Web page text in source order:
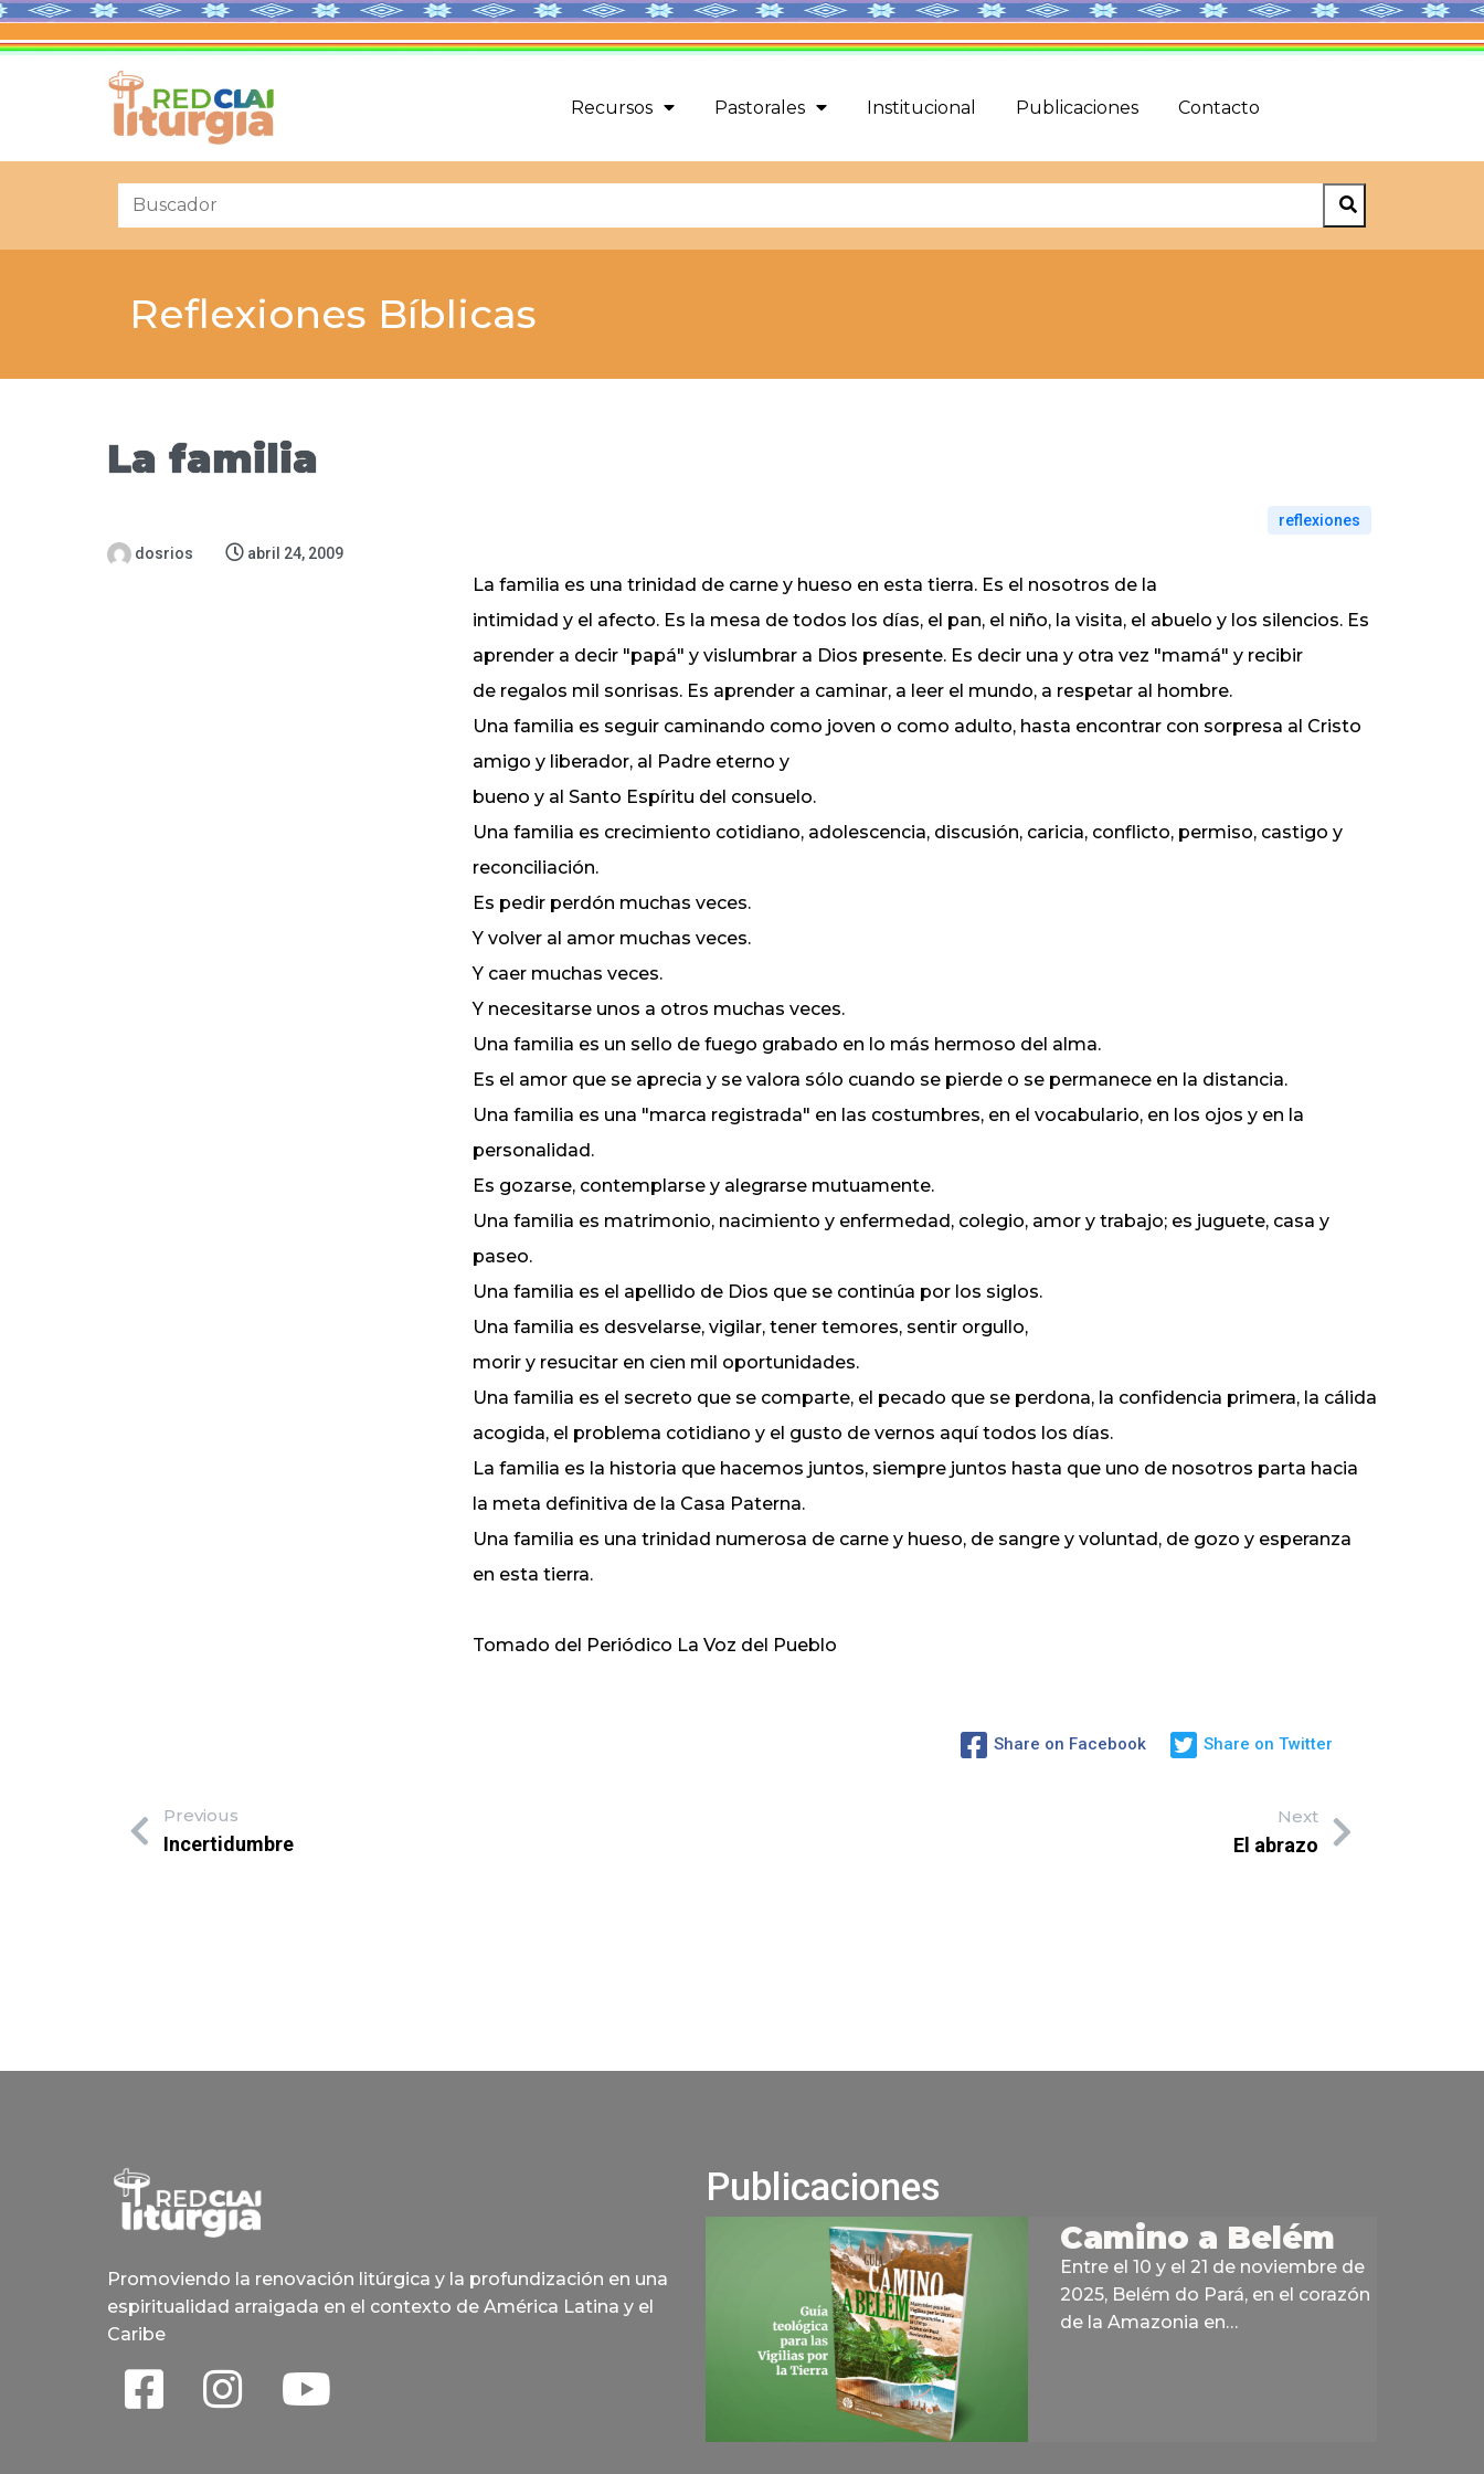
Recursos Pastorales Institucional Publicaciones Contacto
Reflexiones Bíblicas
La familia
dosrios abril 24, 2009
reflexiones
La familia es una trinidad de carne y hueso en esta tierra. Es el nosotros de la
intimidad y el afecto. Es la mesa de todos los días, el pan, el niño, la visita, el abuelo y los silencios. Es
aprender a decir "papá" y vislumbrar a Dios presente. Es decir una y otra vez "mamá" y recibir
de regalos mil sonrisas. Es aprender a caminar, a leer el mundo, a respetar al hombre.
Una familia es seguir caminando como joven o como adulto, hasta encontrar con sorpresa al Cristo
amigo y liberador, al Padre eterno y
bueno y al Santo Espíritu del consuelo.
Una familia es crecimiento cotidiano, adolescencia, discusión, caricia, conflicto, permiso, castigo y
reconciliación.
Es pedir perdón muchas veces.
Y volver al amor muchas veces.
Y caer muchas veces.
Y necesitarse unos a otros muchas veces.
Una familia es un sello de fuego grabado en lo más hermoso del alma.
Es el amor que se aprecia y se valora sólo cuando se pierde o se permanece en la distancia.
Una familia es una "marca registrada" en las costumbres, en el vocabulario, en los ojos y en la
personalidad.
Es gozarse, contemplarse y alegrarse mutuamente.
Una familia es matrimonio, nacimiento y enfermedad, colegio, amor y trabajo; es juguete, casa y
paseo.
Una familia es el apellido de Dios que se continúa por los siglos.
Una familia es desvelarse, vigilar, tener temores, sentir orgullo,
morir y resucitar en cien mil oportunidades.
Una familia es el secreto que se comparte, el pecado que se perdona, la confidencia primera, la cálida
acogida, el problema cotidiano y el gusto de vernos aquí todos los días.
La familia es la historia que hacemos juntos, siempre juntos hasta que uno de nosotros parta hacia
la meta definitiva de la Casa Paterna.
Una familia es una trinidad numerosa de carne y hueso, de sangre y voluntad, de gozo y esperanza
en esta tierra.
Tomado del Periódico La Voz del Pueblo
Share on Facebook Share on Twitter
Previous
Incertidumbre
Next
El abrazo
Promoviendo la renovación litúrgica y la profundización en una
espiritualidad arraigada en el contexto de América Latina y el
Caribe
Publicaciones
Camino a Belém
Entre el 10 y el 21 de noviembre de
2025, Belém do Pará, en el corazón
de la Amazonia en…